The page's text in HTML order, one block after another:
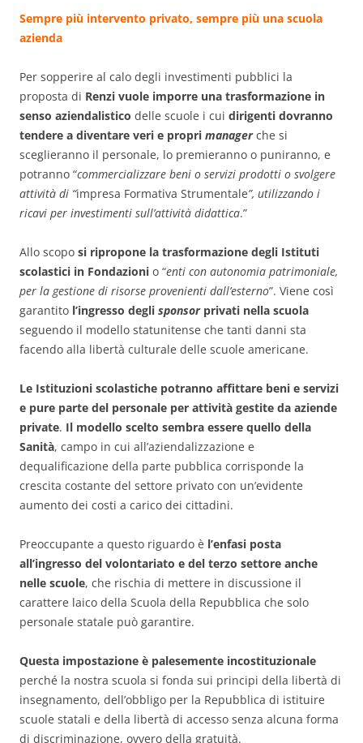
Sempre più intervento privato, sempre più una scuola
azienda
Per sopperire al calo degli investimenti pubblici la
proposta di Renzi vuole imporre una trasformazione in
senso aziendalistico delle scuole i cui dirigenti dovranno
tendere a diventare veri e propri managerche si
sceglieranno il personale, lo premieranno o puniranno, e
potranno “commercializzare beni o servizi prodotti o svolgere
attività di “impresa Formativa Strumentale”, utilizzando i
ricavi per investimen­ti sull’attività didattica.”
Allo scopo si ripropone la trasformazione degli Istituti
scolastici in Fondazioni o “enti con autonomia patrimo­niale,
per la gestione di risorse provenienti dall’esterno”. Viene così
garantito l’ingresso degli sponsorprivati nella scuola
seguendo il modello statunitense che tanti danni sta
facendo alla libertà culturale delle scuole americane.
Le Istituzioni scolastiche potranno affittare beni e servizi
e pure parte del personale per attività gestite da aziende
private. Il modello scelto sembra essere quello della
Sanità, campo in cui all’aziendalizzazione e
dequalificazione della parte pubblica corrisponde la
crescita costante del settore privato con un’evidente
aumento dei costi a carico dei cittadini.
Preoccupante a questo riguardo è l’enfasi posta
all’ingresso del volontariato e del terzo settore anche
nelle scuole, che rischia di mettere in discussione il
carattere laico della Scuola della Repubblica che solo
personale statale può garantire.
Questa impostazione è palesemente incostituzionale
perché la nostra scuola si fonda sui principi della libertà di
insegnamento, dell’obbligo per la Repubblica di istituire
scuole statali e della libertà di accesso senza alcuna forma
di discriminazione, ovvero della gratuità.